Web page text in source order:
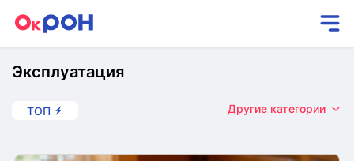
Эксплуатация
ТОП Другие категории